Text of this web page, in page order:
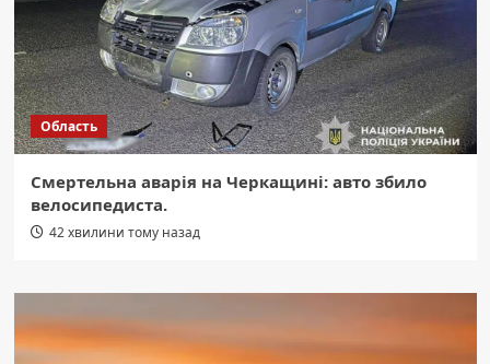
Область
Смертельна аварія на Черкащині: авто збило
велосипедиста.
42 хвилини тому назад